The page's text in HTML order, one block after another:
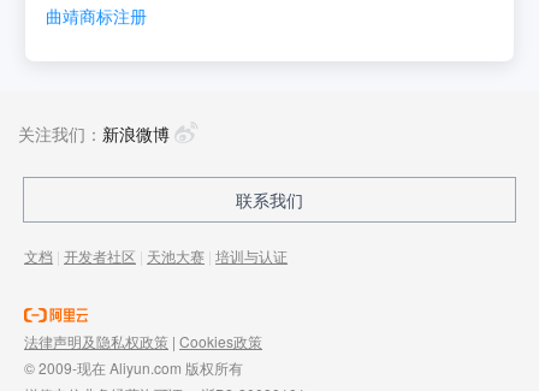
曲靖商标注册